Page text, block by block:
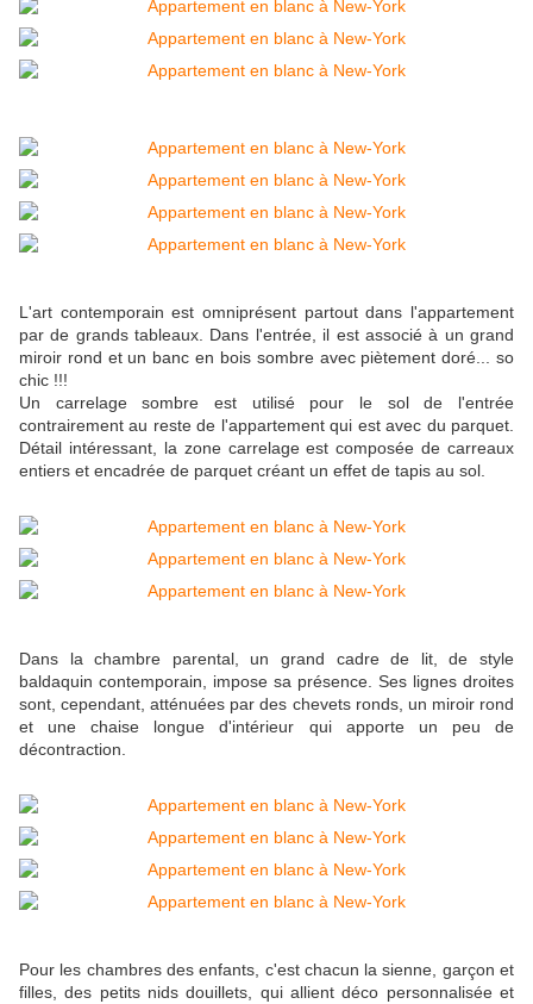
L'art contemporain est omniprésent partout dans l'appartement
par de grands tableaux. Dans l'entrée, il est associé à un grand
miroir rond et un banc en bois sombre avec piètement doré... so
chic !!!
Un carrelage sombre est utilisé pour le sol de l'entrée
contrairement au reste de l'appartement qui est avec du parquet.
Détail intéressant, la zone carrelage est composée de carreaux
entiers et encadrée de parquet créant un effet de tapis au sol.
Dans la chambre parental, un grand cadre de lit, de style
baldaquin contemporain, impose sa présence. Ses lignes droites
sont, cependant, atténuées par des chevets ronds, un miroir rond
et une chaise longue d'intérieur qui apporte un peu de
décontraction.
Pour les chambres des enfants, c'est chacun la sienne, garçon et
filles, des petits nids douillets, qui allient déco personnalisée et